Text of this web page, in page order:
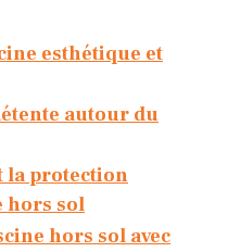
esthétique et
autour du
la protection
hors sol
hors sol avec